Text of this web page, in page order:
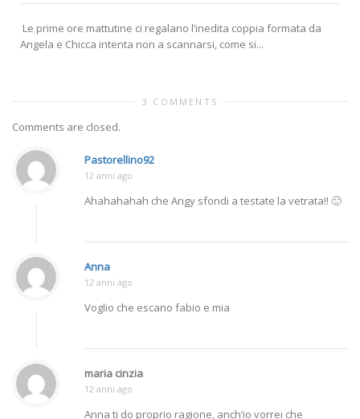
Le prime ore mattutine ci regalano l’inedita coppia formata da
Angela e Chicca intenta non a scannarsi, come si...
3 COMMENTS
Comments are closed.
Pastorellino92
12 anni ago
Ahahahahah che Angy sfondi a testate la vetrata!! 🙂
Anna
12 anni ago
Voglio che escano fabio e mia
maria cinzia
12 anni ago
Anna ti do proprio ragione, anch’io vorrei che